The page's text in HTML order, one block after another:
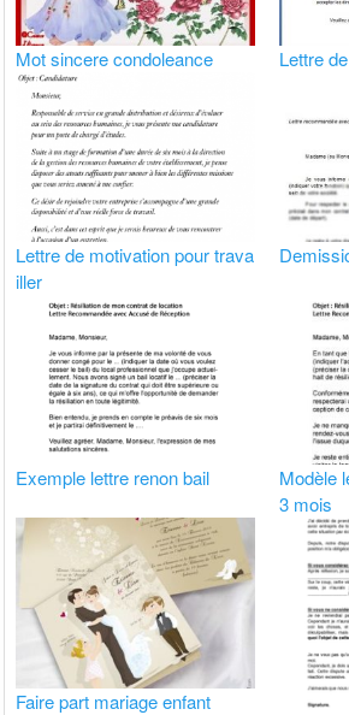
Mot sincere condoleance Lettre
Lettre de motivation pour trava
iller
Exemple lettre renon bail
Modèle
3 mois
Faire part mariage enfant